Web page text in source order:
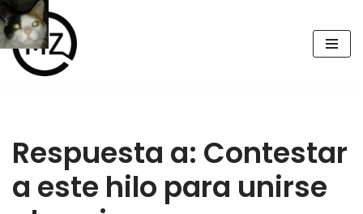
Saltar
al
Respuesta a: Contestar
a este hilo para unirse